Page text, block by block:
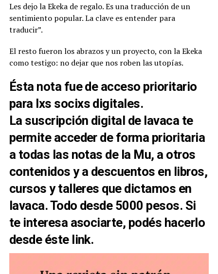
Les dejo la Ekeka de regalo. Es una traducción de un
sentimiento popular. La clave es entender para
traducir”.
El resto fueron los abrazos y un proyecto, con la Ekeka
como testigo: no dejar que nos roben las utopías.
Ésta nota fue de acceso prioritario
para lxs socixs digitales.
La suscripción digital de lavaca te
permite acceder de forma prioritaria
a todas las notas de la Mu, a otros
contenidos y a descuentos en libros,
cursos y talleres que dictamos en
lavaca. Todo desde 5000 pesos. Si
te interesa asociarte, podés hacerlo
desde éste link.